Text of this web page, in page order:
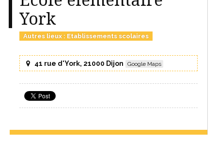
York
Autres lieux : Etablissements scolaires
41 rue d'York, 21000 Dijon Google Maps